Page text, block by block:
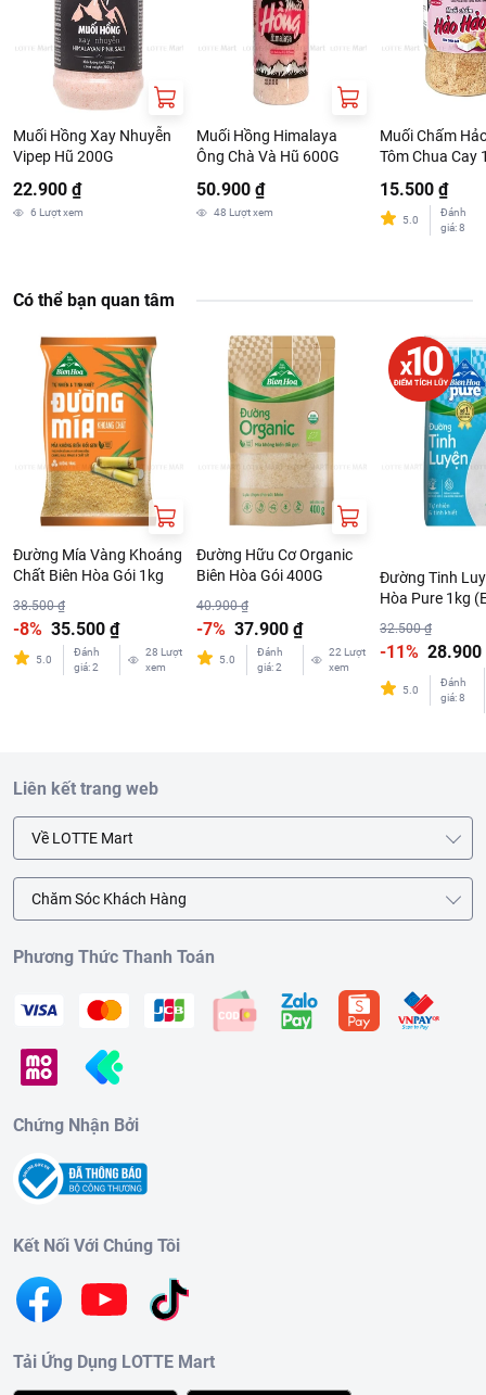
Muối Hồng Xay Nhuyễn
Vipep Hũ 200G
22.900 ₫
6 Lượt xem
Muối Hồng Himalaya
Ông Chà Và Hũ 600G
50.900 ₫
48 Lượt xem
Muối Chấm
Tôm Chua Cay
15.500 ₫
5.0
Đánh
giá:8
Có thể bạn quan tâm
Đường Mía Vàng Khoáng
Chất Biên Hòa Gói 1kg
38.500 ₫
-8% 35.500 ₫
5.0
Đánh
giá:2
28 Lượt
xem
Đường Hữu Cơ Organic
Biên Hòa Gói 400G
40.900 ₫
-7% 37.900 ₫
5.0
Đánh
giá:2
22 Lượt
xem
Đường Tinh
Hòa Pure 1kg
32.500 ₫
-11% 28.900
5.0
Đánh
giá:8
Liên kết trang web
Về LOTTE Mart
Chăm Sóc Khách Hàng
Phương Thức Thanh Toán
Chứng Nhận Bởi
Kết Nối Với Chúng Tôi
Tải Ứng Dụng LOTTE Mart